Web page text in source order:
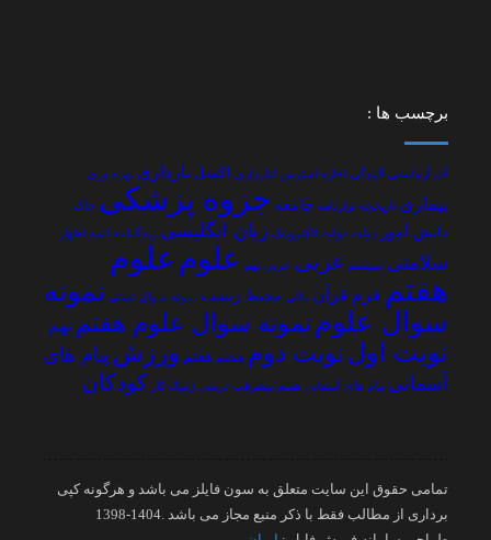
برچسب ها :
آب آزمایشی آلودگی اجاره استرس انبارداری اکسل بارداری بهره وری
بیماری تاریخچه ترازنامه جامعه جزوه پزشکی خاک
دانش آموز دولت دولت الکترونیک زبان انگلیسی زندگینامه ائمه اطهار
سلامتی سیستم عربی عربی نهم علوم علوم
هفتم فرم قرآن مالی محیط زیست نمونه سوال تستی نمونه
سوال علومنمونه سوال علوم هفتم نهم
نوبت اولنوبت دوم هشتم هفتم ورزش پیام های
آسمانی پیام های آسمانی هفتم پیشرفت درسی ژنتیک کار کودکان
تمامی حقوق این سایت متعلق به سون فایلز می باشد و هرگونه کپی
برداری از مطالب فقط با ذکر منبع مجاز می باشد .1404-1398